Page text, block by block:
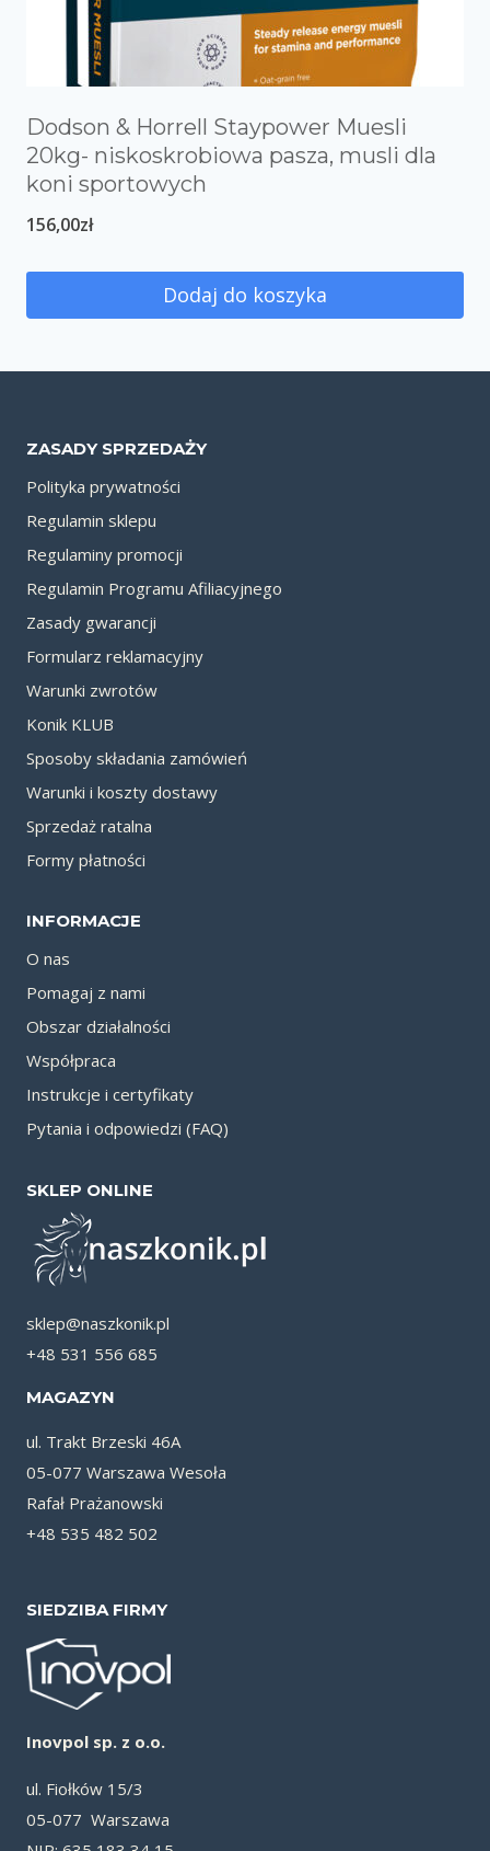
Dodson & Horrell Staypower Muesli
20kg- niskoskrobiowa pasza, musli dla
koni sportowych
156,00zł
Dodaj do koszyka
ZASADY SPRZEDAŻY
Polityka prywatności
Regulamin sklepu
Regulaminy promocji
Regulamin Programu Afiliacyjnego
Zasady gwarancji
Formularz reklamacyjny
Warunki zwrotów
Konik KLUB
Sposoby składania zamówień
Warunki i koszty dostawy
Sprzedaż ratalna
Formy płatności
INFORMACJE
O nas
Pomagaj z nami
Obszar działalności
Współpraca
Instrukcje i certyfikaty
Pytania i odpowiedzi (FAQ)
SKLEP ONLINE
sklep@naszkonik.pl
+48 531 556 685
MAGAZYN
ul. Trakt Brzeski 46A
05-077 Warszawa Wesoła
Rafał Prażanowski
+48 535 482 502
SIEDZIBA FIRMY
Inovpol sp. z o.o.
ul. Fiołków 15/3
05-077 Warszawa